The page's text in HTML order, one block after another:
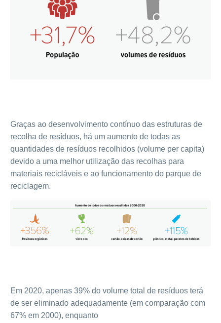
Graças ao desenvolvimento contínuo das estruturas de
recolha de resíduos, há um aumento de todas as
quantidades de resíduos recolhidos (volume per capita)
devido a uma melhor utilização das recolhas para
materiais recicláveis e ao funcionamento do parque de
reciclagem.
Em 2020, apenas 39% do volume total de resíduos terá
de ser eliminado adequadamente (em comparação com
67% em 2000), enquanto